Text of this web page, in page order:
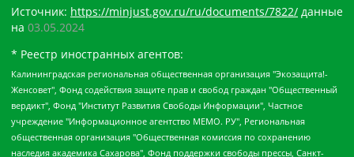
Источник: https://minjust.gov.ru/ru/documents/7822/ данные
на 03.05.2024
* Реестр иностранных агентов:
Калининградская региональная общественная организация "Экозащита!-Женсовет", Фонд содействия защите прав и свобод граждан "Общественный вердикт", Фонд "Институт Развития Свободы Информации", Частное учреждение "Информационное агентство МЕМО. РУ", Региональная общественная организация "Общественная комиссия по сохранению наследия академика Сахарова", Фонд поддержки свободы прессы, Санкт-Петербургская общественная правозащитная организация "Гражданский контроль", Межрегиональная общественная организация "Информационно-просветительский центр "Мемориал", Региональный Фонд "Центр Защиты Прав Средств Массовой Информации", с 05.12.2023 Фонд "Центр Защиты Прав Средств массовой информации", Региональная общественная благотворительная организация помощи беженцам и мигрантам "Гражданское содействие", Негосударственное образовательное учреждение дополнительного профессионального образования (повышение квалификации) специалистов "АКАДЕМИЯ ПО ПРАВАМ ЧЕЛОВЕКА", Свердловская региональная общественная организация "Сутяжник", Автономная некоммерческая организация "Центр независимых социологических исследований", Союз общественных объединений "Российский исследовательский центр по правам человека", Региональное общественное учреждение научно-информационный центр "МЕМОРИАЛ", Некоммерческая организация "Фонд защиты гласности", Автономная некоммерческая организация "Институт прав человека", Городская общественная организация "Екатеринбургское общество "МЕМОРИАЛ", Городская общественная организация "Рязанское историко-просветительское и правозащитное общество "Мемориал" (Рязанский Мемориал), Челябинский региональный орган общественной самодеятельности – женское общественное объединение "Женщины Евразии", Челябинский региональный орган общественной самодеятельности "Уральская правозащитная группа", Фонд содействия защите здоровья и социальной справедливости имени Андрея Рылькова, Автономная Некоммерческая Организация "Аналитический Центр Юрия Левады", Автономная некоммерческая организация социальной поддержки населения "Проект Апрель", Региональная общественная организация помощи женщинам и детям, находящимся в кризисной ситуации "Информационно-методический центр "Анна", Фонд содействия развитию массовых коммуникаций и правовому просвещению "Так-так-Так", Фонд содействия устойчивому развитию "Серебряная тайга", Свердловский региональный общественный фонд социальных проектов "Новое время", "Idel.Реалии", Кавказ.Реалии, Крым.Реалии, Телеканал Настоящее Время, Татаро-башкирская служба Радио Свобода (Azatliq Radiosi), Радио Свободная Европа/Радио Свобода (PCE/PC), "Сибирь.Реалии", "Фактограф", Благотворительный фонд помощи осужденным и их семьям, Автономная некоммерческая организация "Институт глобализации и социальных движений", Фонд "В защиту прав заключенных", Частное учреждение "Центр поддержки и содействия развитию средств массовой информации", Пензенский региональный общественный благотворительный фонд "Гражданский союз", "Север.Реалии", Некоммерческая организация Фонд "Правовая инициатива", Общество с ограниченной ответственностью "Радио Свободная Европа/Радио Свобода", Чешское информационное агентство "MEDIUM-ORIENT", Красноярская региональная общественная организация "Мы против СПИДа", Камалягин Денис Николаевич, Маркелов Сергей Евгеньевич, Пономарев Лев Александрович, Савицкая Людмила Алексеевна, Автономная некоммерческая организация "Центр по работе с проблемой насилия "НАСИЛИЮ.НЕТ", Межрегиональный профессиональный союз работников здравоохранения "Альянс врачей", Юридическое лицо, зарегистрированное в Латвийской Республике, SIA "Medusa Project" (регистрационный номер 40103797863, дата регистрации 10.06.2014), Некоммерческая организация "Фонд по борьбе с коррупцией", Автономная некоммерческая организация "Институт права и публичной политики", Баданин Роман Сергеевич, Гликин Максим Александрович, Железнова Мария Михайловна, Лукьянова Юлия Сергеевна, Маетная Елизавета Витальевна, Маняхин Петр Борисович, Чуракова Ольга Владимировна, Ярош Юлия Петровна, Юридическое лицо "The Insider SIA", зарегистрированное в Риге, Латвийская Республика (дата регистрации 26.06.2015), являющееся администратором доменного имени интернет-издания "The Insider SIA", https://theins.ru, Постернак Алексей Евгеньевич, Рубин Михаил Аркадьевич, Анин Роман Александрович, Юридическое лицо Istories fonds, зарегистрированное в Латвийской Республике (регистрационный номер 50008295751, дата регистрации 24.02.2020), Великовский Дмитрий Александрович, Долинина Ирина Николаевна, Мароховская Алеся Алексеевна, Шлейнов Роман Юрьевич, Шмагун Олеся Валентиновна, Общество с ограниченной ответственностью "Альтаир 2021", Общество с ограниченной ответственностью "Вега 2021", Общество с ограниченной ответственностью "Главный редактор 2021", Общество с ограниченной ответственностью "Ромашки монолит", Важенков Артем Валерьевич, Ивановская областная общественная организация "Центр гендерных исследований", Гурман Юрий Альбертович, Медиапроект "ОВД-Инфо", Егоров Владимир Владимирович, Жилинский Владимир Александрович, Общество с ограниченной ответственностью "ЗП", Иванова София Юрьевна, Карезина Инна Павловна, Кильтау Екатерина Викторовна, Петров Алексей Викторович, Пискунов Сергей Евгеньевич, Смирнов Сергей Сергеевич, Тихонов Михаил Сергеевич, Общество с ограниченной ответственностью "ЖУРНАЛИСТ-ИНОСТРАННЫЙ АГЕНТ", Арапова Галина Юрьевна, Вольтская Татьяна Анатольевна, Американская компания "Mason G.E.S. Anonymous Foundation" (США), являющаяся владельцем интернет-издания https://mnews.world/, Компания "Stichting Bellingcat", зарегистрированная в Нидерландах (дата регистрации 11.07.2018), Захаров Андрей Вячеславович, Клепиковская Екатерина Дмитриевна, Общество с ограниченной ответственностью "МЕМО", Перл Роман Александрович, Симонов Евгений Алексеевич, Соловьева Елена Анатольевна, Сотников Даниил Владимирович, Сурначева Елизавета Дмитриевна, Автономная некоммерческая организация по защите прав человека и информированию населения "Якутия – Наше Мнение", Общество с ограниченной ответственностью "Москоу диджитал медиа", с 26.01.2023 Общество с ограниченной ответственностью "Чайка Белые сады", Ветошкина Валерия Валерьевна, Заговора Максим Александрович, Межрегиональное общественное движение "Российская ЛГБТ - сеть", Оленичев Максим Владимирович, Павлов Иван Юрьевич, Скворцова Елена Сергеевна, Общество с ограниченной ответственностью "Как бы инагент", Кочетков Игорь Викторович, Общество с ограниченной ответственностью "Честные выборы", Еланчик Олег Александрович, Общество с ограниченной ответственностью "Нобелевский призыв", Гималова Регина Эмилевна, Григорьев Андрей Валерьевич, Григорьева Алина Александровна, Ассоциация по содействию защите прав призывников, альтернативнослужащих и военнослужащих "Правозащитная группа "Гражданин.Армия.Право", Хисамова Регина Фаритовна, Автономная некоммерческая организация по реализации социально-правовых программ "Лилит", Дальневосточное общественное движение "Маяк", Санкт-Петербургская ЛГБТ-инициативная группа "Выход", Инициативная группа ЛГБТ+ "Реверс", Алексеев Андрей Викторович, Бекбулатова Таисия Львовна, Беляев Иван Михайлович, Владыкина Елена Сергеевна, Гельман Марат Александрович, Никульшина Вероника Юрьевна, Толоконникова Надежда Андреевна, Шендерович Виктор Анатольевич, Общество с ограниченной ответственностью "Данное сообщение", Общество с ограниченной ответственностью Издательский дом "Новая глава", Айнбиндер Александра Александровна, Московский комьюнити-центр для ЛГБТ+инициатив, Благотворительный фонд развития филантропии, Deutsche Welle (Германия, Kurt-Schumacher-Strasse 3, 53113 Bonn), Борзунова Мария Михайловна, Воробьев Виктор Викторович, Голубева Анна Львовна, Константинова Алла Михайловна, Малкова Ирина Владимировна, Мурадов Мурад Абдулгалимович, Осетинская Елизавета Николаевна, Понасенков Евгений Николаевич, Ганапольский Матвей Юрьевич, Киселев Евгений Алексеевич, Борухович Ирина Григорьевна, Дремин Иван Тимофеевич, Дубровский Дмитрий Викторович, Красноярская региональная общественная организация поддержки и развития альтернативных образовательных технологий и межкультурных коммуникаций "ИНТЕРРА", Маяковская Екатерина Алексеевна, Фейгин Марк Захарович, Филимонов Андрей Викторович, Дзугкоева Регина Николаевна, Доброхотов Роман Александрович, Дудь Юрий Александрович, Елкин Сергей Владимирович, Кругликов Кирилл Игоревич, Сабунаева Мария Леонидовна, Семенов Алексей Владимирович, Шаинян Карен Багратович, Шульман Екатерина Михайловна, Асафьев Артур Валерьевич, Вахштайн Виктор Семенович, Венедиктов Алексей Алексеевич, Лушникова Екатерина Евгеньевна, Волков Леонид Михайлович, Невзоров Александр Глебович, Пархоменко Сергей Борисович, Сироткин Ярослав Николаевич, Кара-Мурза Владимир Владимирович, Баранова Наталья Владимировна, Гозман Леонид Яковлевич, Кагарлицкий Борис Юльевич, Климарев Михаил Валерьевич, Милов Владимир Станиславович, Автономная некоммерческая организация Краснодарский центр современного искусства "Типография", Моргенштерн Алишер Тагирович, Соболь Любовь Эдуардовна, Общество с ограниченной ответственностью "ЛИЗА НОРМ", Каспаров Гарри Кимович, Ходорковский Михаил Борисович, Общество с ограниченной ответственностью "Апрельские тезисы", Данилович Ирина Брониславовна, Кашин Олег Владимирович, Петров Николай Владимирович, Пивоваров Алексей Владимирович, Соколов Михаил Владимирович, Цветкова Юлия Владимировна, Чичваркин Евгений Александрович, Комитет против пыток/Команда против пыток, Общество с ограниченной ответственностью "Первый научный", Общество с ограниченной ответственностью "Вертолет и ко", Белоцерковская Вероника Борисовна, Кац Максим Евгеньевич, Лазарева Татьяна Юрьевна, Шаведдинов Руслан Табризович, Яшин Илья Валерьевич, Общество с ограниченной ответственностью "Иноагент ААВ", Алешковский Дмитрий Петрович, Альбац Евгения Марковна, Быков Дмитрий Львович, Галямина Юлия Евгеньевна, Лойко Сергей Леонидович, Мартынов Кирилл Константинович, Медведев Сергей Александрович, Крашенинников Федор Геннадиевич, Гордеева Катерина Вл